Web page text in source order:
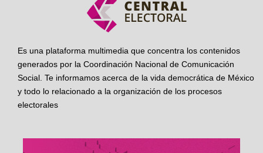
Es una plataforma multimedia que concentra los contenidos
generados por la Coordinación Nacional de Comunicación
Social. Te informamos acerca de la vida democrática de México
y todo lo relacionado a la organización de los procesos
electorales